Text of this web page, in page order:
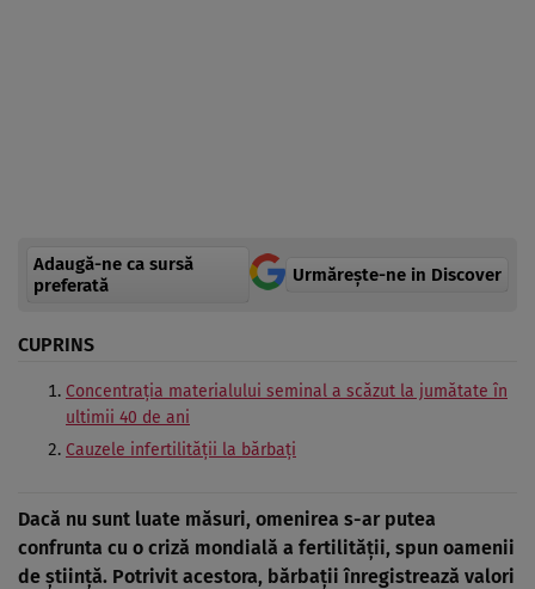
Adaugă-ne ca sursă
preferată
Urmărește-ne in Discover
CUPRINS
Concentrația materialului seminal a scăzut la jumătate în
ultimii 40 de ani
Cauzele infertilității la bărbați
Dacă nu sunt luate măsuri, omenirea s-ar putea
confrunta cu o criză mondială a fertilității, spun oamenii
de știință. Potrivit acestora, bărbații înregistrează valori